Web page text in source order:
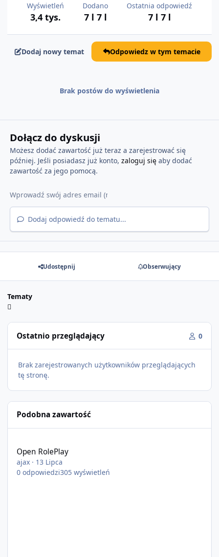
Wyświetleń
3,4 tys.
Dodano
7 l 7 l
Ostatnia odpowiedź
7 l 7 l
Dodaj nowy temat Odpowiedz w tym temacie
Brak postów do wyświetlenia
Dołącz do dyskusji
Możesz dodać zawartość już teraz a zarejestrować się
później. Jeśli posiadasz już konto, zaloguj sięaby dodać
zawartość za jego pomocą.
Dodaj odpowiedź do tematu...
Udostępnij Obserwujący
Tematy
Ostatnio przeglądający 0
Brak zarejestrowanych użytkowników przeglądających
tę stronę.
Podobna zawartość
Open RolePlay
ajax · 13 Lipca
0 odpowiedzi305 wyświetleń